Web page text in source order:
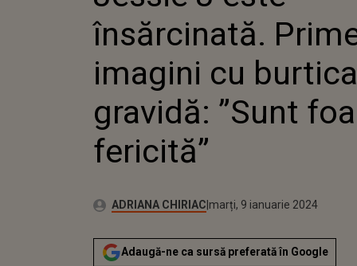
”SUNT
însărcinată.
imagini cu
gravidă: ”Sunt
fericită”
Autor:ADRIANA CHIRIACPublicat:
luni, 9 ianuarie 2023
Actualizat:
marți, 9 ianuarie 2024
Adaugă-ne ca sursă preferată în Google